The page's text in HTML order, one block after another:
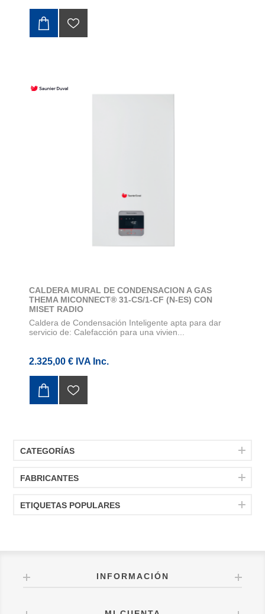
CALDERA MURAL DE CONDENSACION A GAS
THEMA MICONNECT® 31-CS/1-CF (N-ES) CON
MISET RADIO
Caldera de Condensación Inteligente apta para dar
servicio de: Calefacción para una vivien...
2.325,00 € IVA Inc.
CATEGORÍAS
FABRICANTES
ETIQUETAS POPULARES
INFORMACIÓN